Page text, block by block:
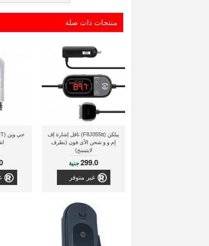
منتجات ذات صلة
بيلكن (F8J055tt) ناقل إشارة إف
إم و و شحن الأى فون (بطرف
لايتينينج)
299.0جنية
غير متوفر